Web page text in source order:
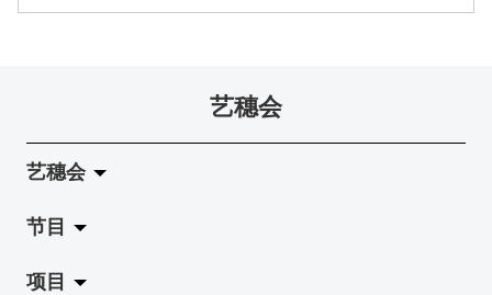
艺穗会
艺穗会
关于艺穗会
艺穗会的演化
节目
拉阔
项目